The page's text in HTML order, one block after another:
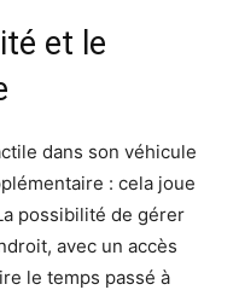
et le
dans son véhicule
: cela joue
possibilité de gérer
avec un accès
le temps passé à